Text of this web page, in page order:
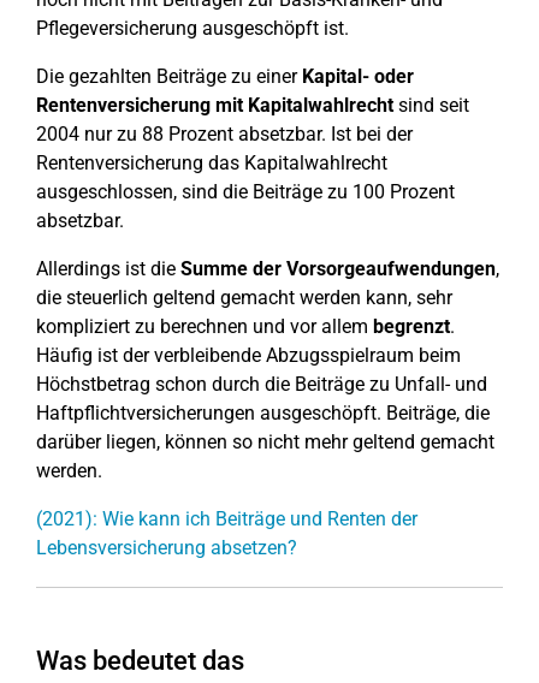
Pflegeversicherung ausgeschöpft ist.
Die gezahlten Beiträge zu einer Kapital- oder
Rentenversicherung mit Kapitalwahlrechtsind seit
2004 nur zu 88 Prozent absetzbar. Ist bei der
Rentenversicherung das Kapitalwahlrecht
ausgeschlossen, sind die Beiträge zu 100 Prozent
absetzbar.
Allerdings ist die Summe der Vorsorgeaufwendungen,
die steuerlich geltend gemacht werden kann, sehr
kompliziert zu berechnen und vor allem begrenzt.
Häufig ist der verbleibende Abzugsspielraum beim
Höchstbetrag schon durch die Beiträge zu Unfall- und
Haftpflichtversicherungen ausgeschöpft. Beiträge, die
darüber liegen, können so nicht mehr geltend gemacht
werden.
(2021): Wie kann ich Beiträge und Renten der
Lebensversicherung absetzen?
Was bedeutet das